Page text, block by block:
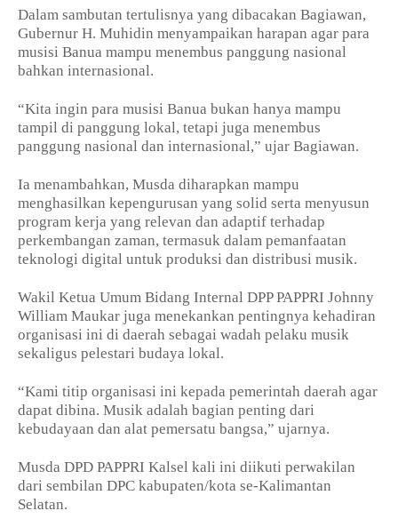
Dalam sambutan tertulisnya yang dibacakan Bagiawan,
Gubernur H. Muhidin menyampaikan harapan agar para
musisi Banua mampu menembus panggung nasional
bahkan internasional.
“Kita ingin para musisi Banua bukan hanya mampu
tampil di panggung lokal, tetapi juga menembus
panggung nasional dan internasional,” ujar Bagiawan.
Ia menambahkan, Musda diharapkan mampu
menghasilkan kepengurusan yang solid serta menyusun
program kerja yang relevan dan adaptif terhadap
perkembangan zaman, termasuk dalam pemanfaatan
teknologi digital untuk produksi dan distribusi musik.
Wakil Ketua Umum Bidang Internal DPP PAPPRI Johnny
William Maukar juga menekankan pentingnya kehadiran
organisasi ini di daerah sebagai wadah pelaku musik
sekaligus pelestari budaya lokal.
“Kami titip organisasi ini kepada pemerintah daerah agar
dapat dibina. Musik adalah bagian penting dari
kebudayaan dan alat pemersatu bangsa,” ujarnya.
Musda DPD PAPPRI Kalsel kali ini diikuti perwakilan
dari sembilan DPC kabupaten/kota se-Kalimantan
Selatan.